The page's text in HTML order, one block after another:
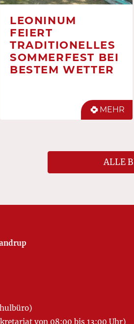
LEONINUM
FEIERT
TRADITIONELLES
SOMMERFEST BEI
BESTEM WETTER
MEHR
ALLE
von 08:00 bis 13:00 Uhr)